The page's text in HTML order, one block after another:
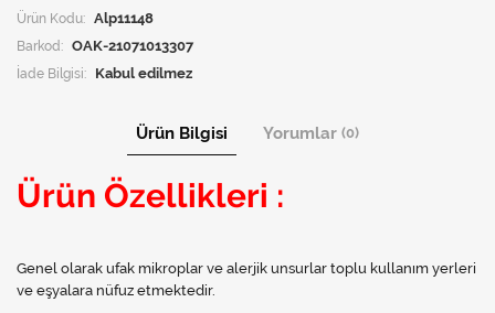
Zemin Yıkama Pedleri
Ürün Kodu: Alp11148
Barkod: OAK-21071013307
İade Bilgisi:
Ürün Bilgisi Yorumlar (0)
Ürün Özellikleri :
Genel olarak ufak mikroplar ve alerjik unsurlar toplu kullanım yerleri
ve eşyalara nüfuz etmektedir.